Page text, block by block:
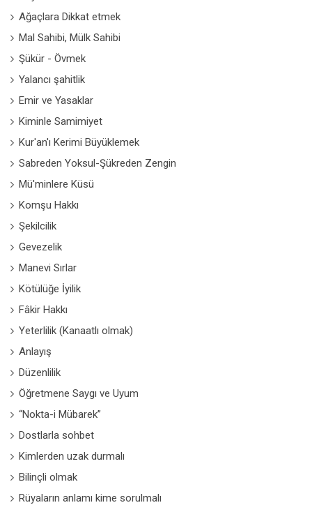
Ağaçlara Dikkat etmek
Mal Sahibi, Mülk Sahibi
Şükür - Övmek
Yalancı şahitlik
Emir ve Yasaklar
Kiminle Samimiyet
Kur'an'ı Kerimi Büyüklemek
Sabreden Yoksul-Şükreden Zengin
Mü'minlere Küsü
Komşu Hakkı
Şekilcilik
Gevezelik
Manevi Sırlar
Kötülüğe İyilik
Fâkir Hakkı
Yeterlilik (Kanaatlı olmak)
Anlayış
Düzenlilik
Öğretmene Saygı ve Uyum
“Nokta-i Mübarek”
Dostlarla sohbet
Kimlerden uzak durmalı
Bilinçli olmak
Rüyaların anlamı kime sorulmalı